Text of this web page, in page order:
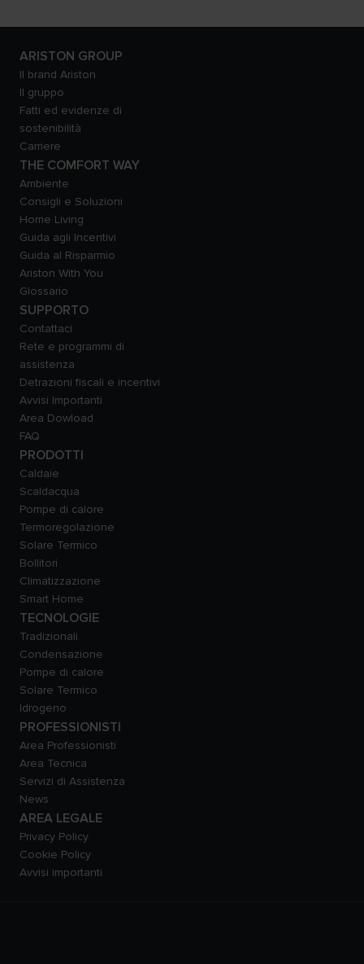
ARISTON GROUP
Il brand Ariston
Il gruppo
Fatti ed evidenze di
sostenibilità
Carriere
THE COMFORT WAY
Ambiente
Consigli e Soluzioni
Home Living
Guida agli Incentivi
Guida al Risparmio
Ariston With You
Glossario
SUPPORTO
Contattaci
Rete e programmi di
assistenza
Detrazioni fiscali e incentivi
Avvisi Importanti
Area Dowload
FAQ
PRODOTTI
Caldaie
Scaldacqua
Pompe di calore
Termoregolazione
Solare Termico
Bollitori
Climatizzazione
Smart Home
TECNOLOGIE
Tradizionali
Condensazione
Pompe di calore
Solare Termico
Idrogeno
PROFESSIONISTI
Area Professionisti
Area Tecnica
Servizi di Assistenza
News
AREA LEGALE
Privacy Policy
Cookie Policy
Avvisi importanti